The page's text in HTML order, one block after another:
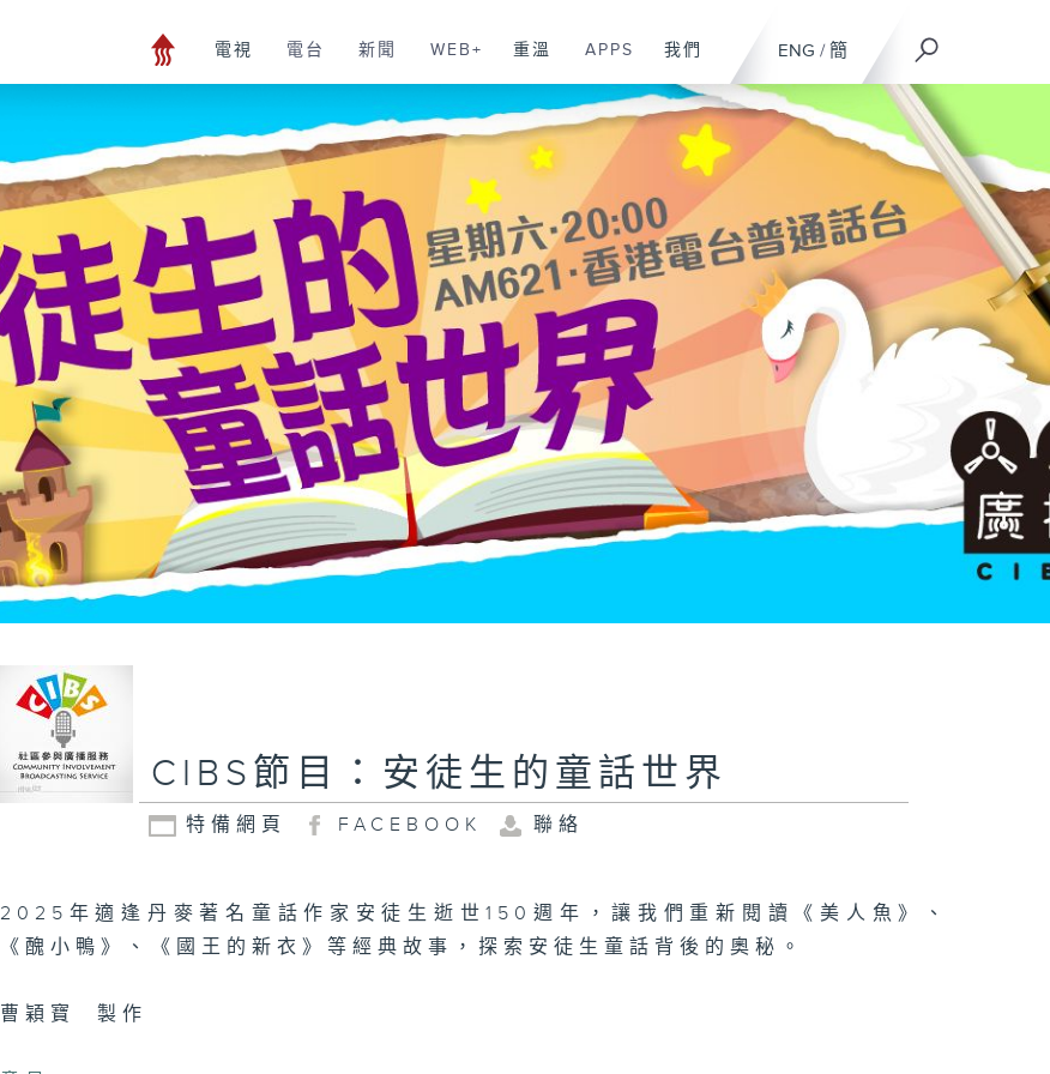
ENG / 簡
電視 電台 新聞 WEB+ 重溫 APPS 我們
CIBS節目：安徒生的童話世界
特備網頁 FACEBOOK 聯絡
2025年適逢丹麥著名童話作家安徒生逝世150週年，讓我們重新閱讀《美人魚》、
《醜小鴨》、《國王的新衣》等經典故事，探索安徒生童話背後的奧秘。
曹穎寶 製作